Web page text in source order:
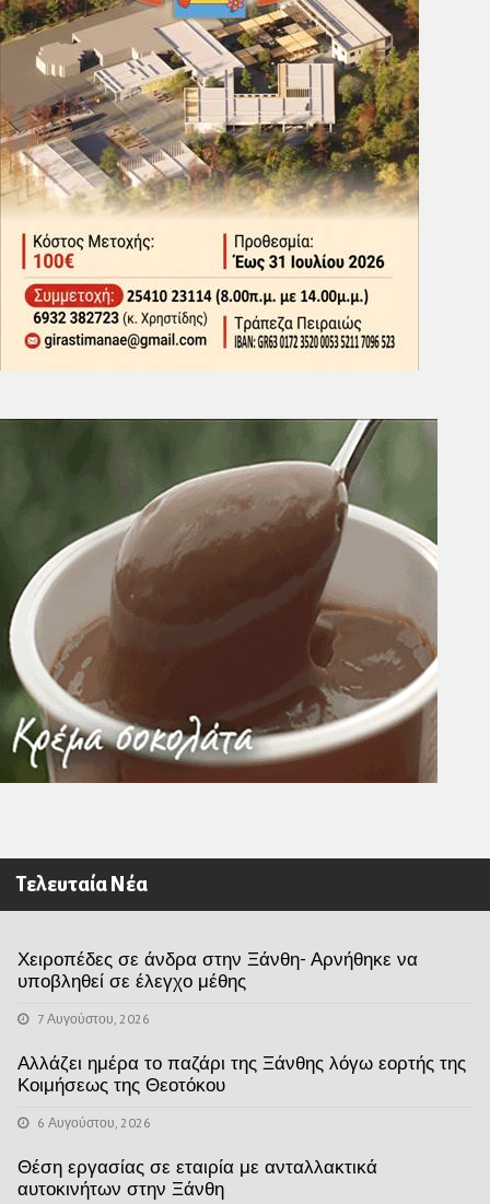
Τελευταία Νέα
Χειροπέδες σε άνδρα στην Ξάνθη- Αρνήθηκε να
υποβληθεί σε έλεγχο μέθης
7 Αυγούστου, 2026
Αλλάζει ημέρα το παζάρι της Ξάνθης λόγω εορτής της
Κοιμήσεως της Θεοτόκου
6 Αυγούστου, 2026
Θέση εργασίας σε εταιρία με ανταλλακτικά
αυτοκινήτων στην Ξάνθη